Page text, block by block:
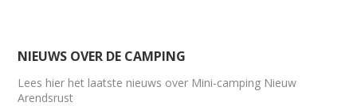
NIEUWS OVER DE CAMPING
Lees hier het laatste nieuws over Mini-camping Nieuw
Arendsrust